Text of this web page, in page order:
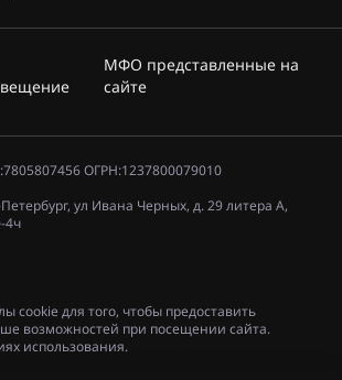
МФО представленные на
сайте
ОГРН:1237800079010
ул Ивана Черных, д. 29 литера А,
4ч
cookie для того, чтобы предоставить
возможностей при посещении сайта.
использования.